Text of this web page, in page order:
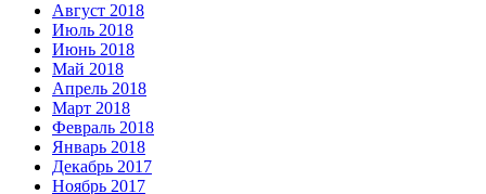
Август 2018
Июль 2018
Июнь 2018
Май 2018
Апрель 2018
Март 2018
Февраль 2018
Январь 2018
Декабрь 2017
Ноябрь 2017